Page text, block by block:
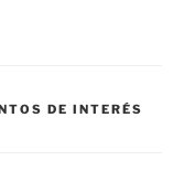
DE INTERÉS